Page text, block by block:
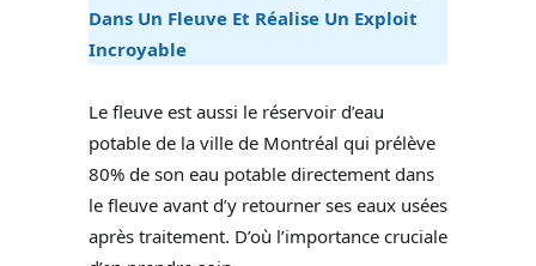
Dans Un Fleuve Et Réalise Un Exploit
Incroyable
Le fleuve est aussi le réservoir d’eau
potable de la ville de Montréal qui prélève
80% de son eau potable directement dans
le fleuve avant d’y retourner ses eaux usées
après traitement. D’où l’importance cruciale